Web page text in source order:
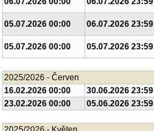
2025/2026 - Červenec
06.07.2026 00:00
06.07.2026 23:59
05.07.2026 00:00
06.07.2026 23:59
05.07.2026 00:00
05.07.2026 23:59
2025/2026 - Červen
16.02.2026 00:00
30.06.2026 23:59
23.02.2026 00:00
05.06.2026 23:59